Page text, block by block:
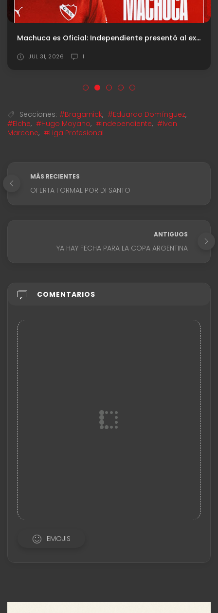
Machuca es Oficial: Independiente presentó al extremo
JUL 31, 2026 1
Secciones: #Bragarnick, #Eduardo Domínguez,
#Elche, #Hugo Moyano, #Independiente, #Ivan
Marcone, #Liga Profesional
MÁS RECIENTES
OFERTA FORMAL POR DI SANTO
ANTIGUOS
YA HAY FECHA PARA LA COPA ARGENTINA
COMENTARIOS
EMOJIS